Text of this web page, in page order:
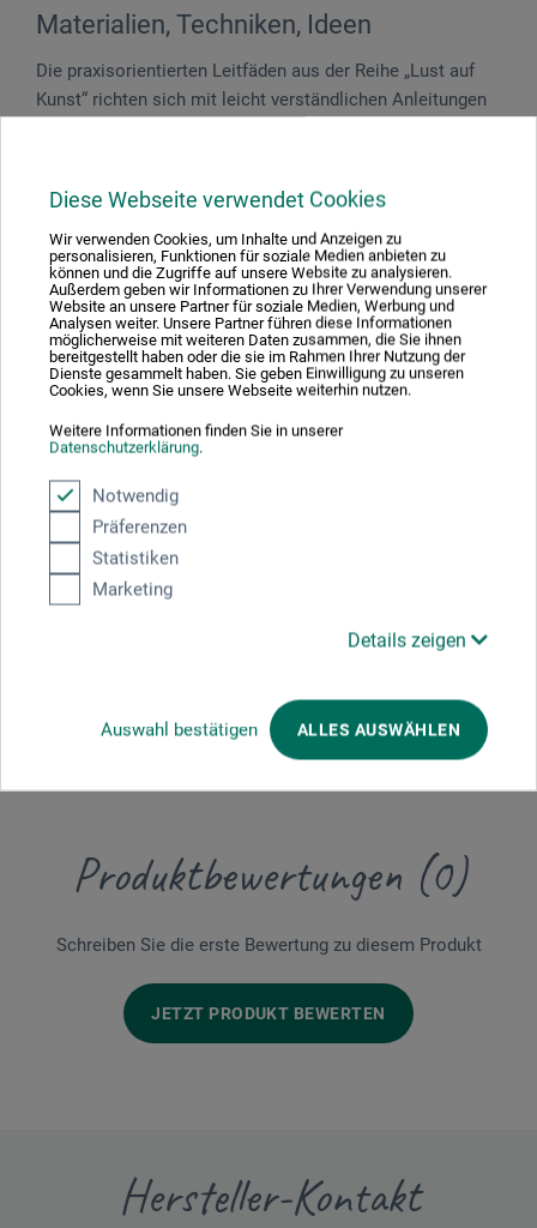
Diese Webseite verwendet Cookies
Wir verwenden Cookies, um Inhalte und Anzeigen zu
personalisieren, Funktionen für soziale Medien anbieten zu
können und die Zugriffe auf unsere Website zu analysieren.
Außerdem geben wir Informationen zu Ihrer Verwendung unserer
Website an unsere Partner für soziale Medien, Werbung und
Analysen weiter. Unsere Partner führen diese Informationen
möglicherweise mit weiteren Daten zusammen, die Sie ihnen
bereitgestellt haben oder die sie im Rahmen Ihrer Nutzung der
Dienste gesammelt haben. Sie geben Einwilligung zu unseren
Cookies, wenn Sie unsere Webseite weiterhin nutzen.
Weitere Informationen finden Sie in unserer
Datenschutzerklärung.
Notwendig
Präferenzen
Statistiken
Marketing
Details zeigen
Auswahl bestätigen ALLES AUSWÄHLEN
Materialien, Techniken, Ideen
Die praxisorientierten Leitfäden aus der Reihe „Lust auf
Kunst“ richten sich mit leicht verständlichen Anleitungen
Werkbeispielen zeitgenössischer Künstler eine Fülle neuer
Anregungen und kreativer Ideen für attraktive und
überraschende Umsetzungen.
128 S., durchg. farb. Abb., 17,3 x 22 cm, Pappeinband, dt.,
boesner GmbH holding + innovations 2020
Produktbewertungen (0)
Schreiben Sie die erste Bewertung zu diesem Produkt
JETZT PRODUKT BEWERTEN
Hersteller-Kontakt